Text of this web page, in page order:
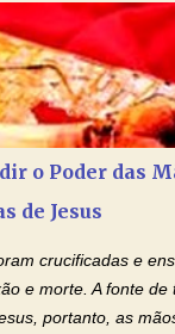
Que Deus abençoe
fortalecido e curado
e Fé Mensagem
iniciamos
Diz a Bíblia
não é invejoso, não
de inconveniente,
não guarda rancor.
o Poder das
de Jesus
crucificadas e
e morte. A fonte de
portanto, as